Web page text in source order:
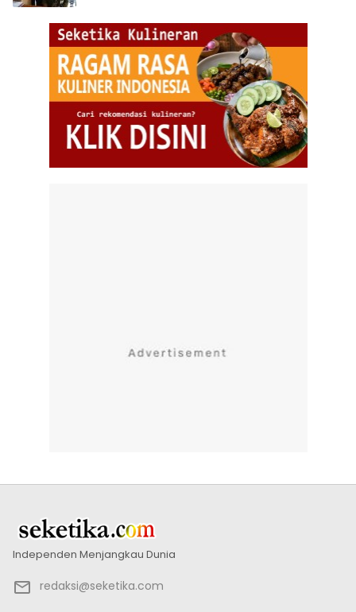
Independen Menjangkau Dunia
redaksi@seketika.com